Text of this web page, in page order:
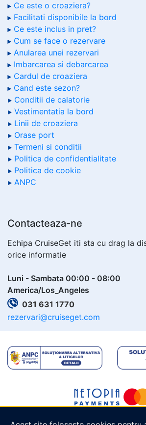
Ce este o croaziera?
Facilitati disponibile la bord
Ce este inclus in pret?
Cum se face o rezervare
Anularea unei rezervari
Imbarcarea si debarcarea
Cardul de croaziera
Cand este sezon?
Conditii de calatorie
Vestimentatia la bord
Linii de croaziera
Orase port
Termeni si conditii
Politica de confidentialitate
Politica de cookie
ANPC
Contacteaza-ne
Echipa CruiseGet iti sta cu drag la
orice informatie
Luni - Sambata 00:00 - 08:00
America/Los_Angeles
031 631 1770
rezervari@cruiseget.com